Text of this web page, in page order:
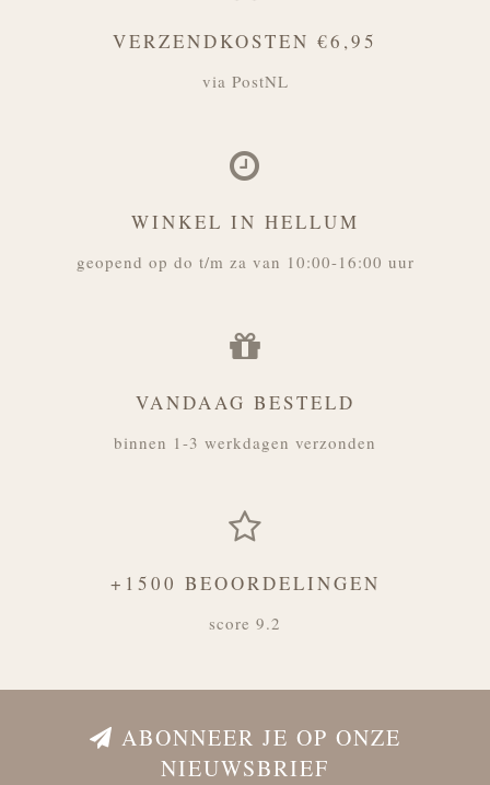
VERZENDKOSTEN €6,95
via PostNL
WINKEL IN HELLUM
geopend op do t/m za van 10:00-16:00 uur
VANDAAG BESTELD
binnen 1-3 werkdagen verzonden
+1500 BEOORDELINGEN
score 9.2
ABONNEER JE OP ONZE
NIEUWSBRIEF